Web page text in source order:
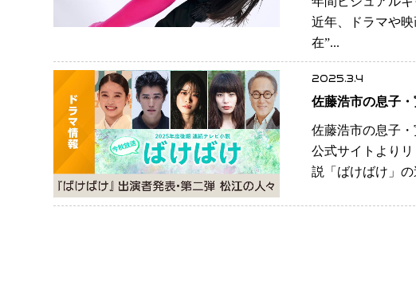
近年、ドラマや
在”...
2025.3.4
佐藤浩市の息子
佐藤浩市の息子
公式サイトより
説「ばけばけ」